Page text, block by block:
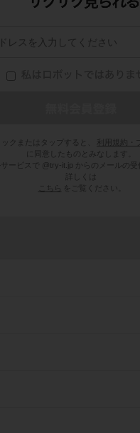
クまたはタップすると、
利用規約・
に同意したものとみなします。
サービスで @try-it.jp からのメールの受
詳しくは
こちら
をご覧ください。